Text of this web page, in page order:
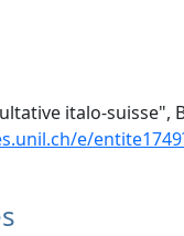
italo-suisse",
e/